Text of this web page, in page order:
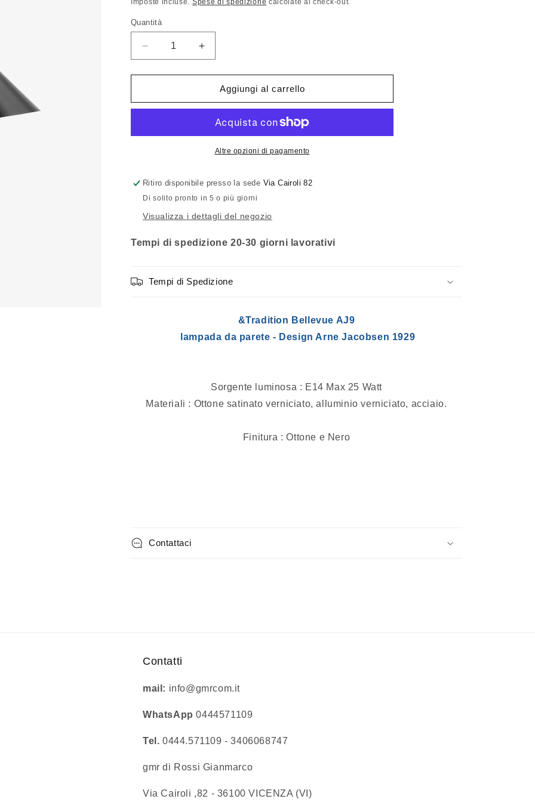
i
c
listino
Imposte incluse. Spese di spedizione calcolate al check-out.
Quantità
Quantità
Diminuisci
quantità
per
Bellevue
Aumenta
quantità
per
&amp;Tradition
Bellevue
Aggiungi al carrello
Altre opzioni di pagamento
Ritiro disponibile presso la sede Via Cairoli 82
Di solito pronto in 5 o più giorni
Visualizza i dettagli del negozio
Tempi di spedizione 20-30 giorni lavorativi
Tempi di Spedizione
&Tradition Bellevue AJ9
lampada da parete - Design Arne Jacobsen 1929
Sorgente luminosa : E14 Max 25 Watt
Materiali : Ottone satinato verniciato, alluminio verniciato, acciaio.
Finitura : Ottone e Nero
Contattaci
Contatti
mail: info@gmrcom.it
WhatsApp0444571109
Tel. 0444.571109 - 3406068747
gmr di Rossi Gianmarco
Via Cairoli ,82 - 36100 VICENZA (VI)